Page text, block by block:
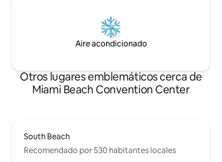
Aire acondicionado
Otros lugares emblemáticos cerca de
Miami Beach Convention Center
South Beach
Recomendado por 530 habitantes locales